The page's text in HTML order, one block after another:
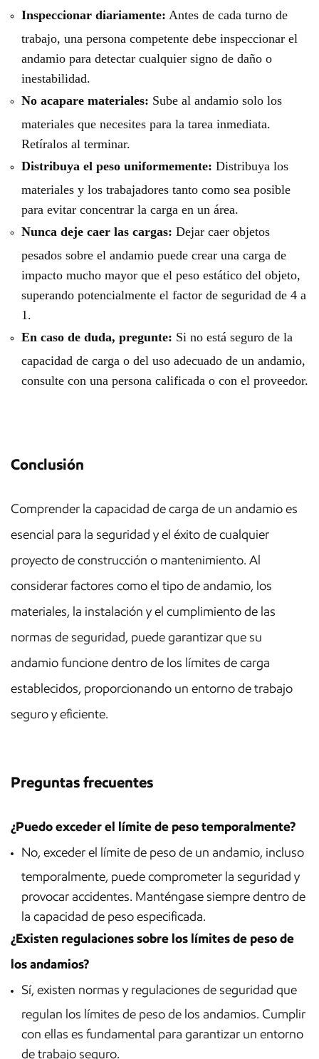
Inspeccionar diariamente: Antes de cada turno de
trabajo, una persona competente debe inspeccionar el
andamio para detectar cualquier signo de daño o
inestabilidad.
No acapare materiales: Sube al andamio solo los
materiales que necesites para la tarea inmediata.
Retíralos al terminar.
Distribuya el peso uniformemente: Distribuya los
materiales y los trabajadores tanto como sea posible
para evitar concentrar la carga en un área.
Nunca deje caer las cargas: Dejar caer objetos
pesados ​​sobre el andamio puede crear una carga de
impacto mucho mayor que el peso estático del objeto,
superando potencialmente el factor de seguridad de 4 a
1.
En caso de duda, pregunte: Si no está seguro de la
capacidad de carga o del uso adecuado de un andamio,
consulte con una persona calificada o con el proveedor.
Conclusión
Comprender la capacidad de carga de un andamio es
esencial para la seguridad y el éxito de cualquier
proyecto de construcción o mantenimiento. Al
considerar factores como el tipo de andamio, los
materiales, la instalación y el cumplimiento de las
normas de seguridad, puede garantizar que su
andamio funcione dentro de los límites de carga
establecidos, proporcionando un entorno de trabajo
seguro y eficiente.
Preguntas frecuentes
¿Puedo exceder el límite de peso temporalmente?
No, exceder el límite de peso de un andamio, incluso
temporalmente, puede comprometer la seguridad y
provocar accidentes. Manténgase siempre dentro de
la capacidad de peso especificada.
¿Existen regulaciones sobre los límites de peso de
los andamios?
Sí, existen normas y regulaciones de seguridad que
regulan los límites de peso de los andamios. Cumplir
con ellas es fundamental para garantizar un entorno
de trabajo seguro.